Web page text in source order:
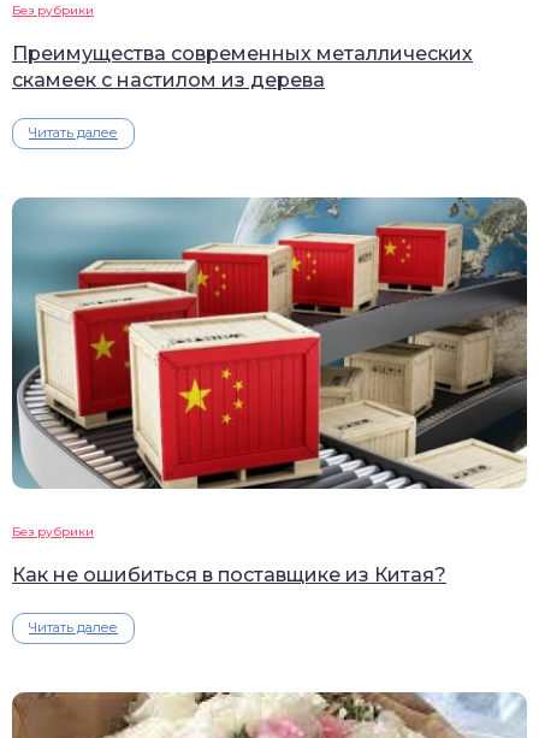
Без рубрики
Преимущества современных металлических
скамеек с настилом из дерева
Читать далее
Без рубрики
Как не ошибиться в поставщике из Китая?
Читать далее